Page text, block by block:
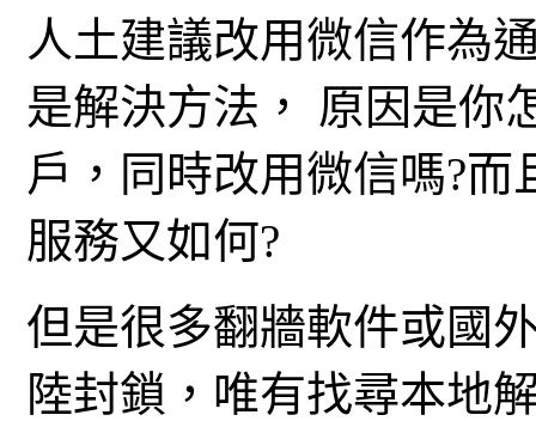
人土建議改用微信作為
是解決方法， 原因是你
戶，同時改用微信嗎?而
服務又如何?
但是很多翻牆軟件或國
陸封鎖，唯有找尋本地